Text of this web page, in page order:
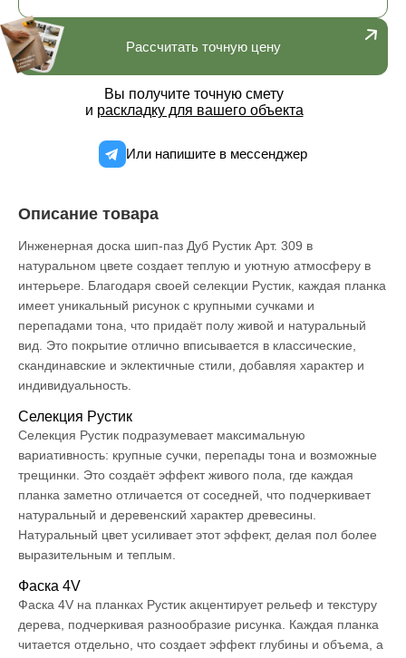
Рассчитать точную цену
Вы получите точную смету
и раскладку для вашего объекта
Или напишите в мессенджер
Описание товара
Инженерная доска шип-паз Дуб Рустик Арт. 309 в
натуральном цвете создает теплую и уютную атмосферу в
интерьере. Благодаря своей селекции Рустик, каждая планка
имеет уникальный рисунок с крупными сучками и
перепадами тона, что придаёт полу живой и натуральный
вид. Это покрытие отлично вписывается в классические,
скандинавские и эклектичные стили, добавляя характер и
индивидуальность.
Селекция Рустик
Селекция Рустик подразумевает максимальную
вариативность: крупные сучки, перепады тона и возможные
трещинки. Это создаёт эффект живого пола, где каждая
планка заметно отличается от соседней, что подчеркивает
натуральный и деревенский характер древесины.
Натуральный цвет усиливает этот эффект, делая пол более
выразительным и теплым.
Фаска 4V
Фаска 4V на планках Рустик акцентирует рельеф и текстуру
дерева, подчеркивая разнообразие рисунка. Каждая планка
читается отдельно, что создает эффект глубины и объема, а